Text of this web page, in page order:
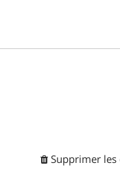
e
Supprimer les